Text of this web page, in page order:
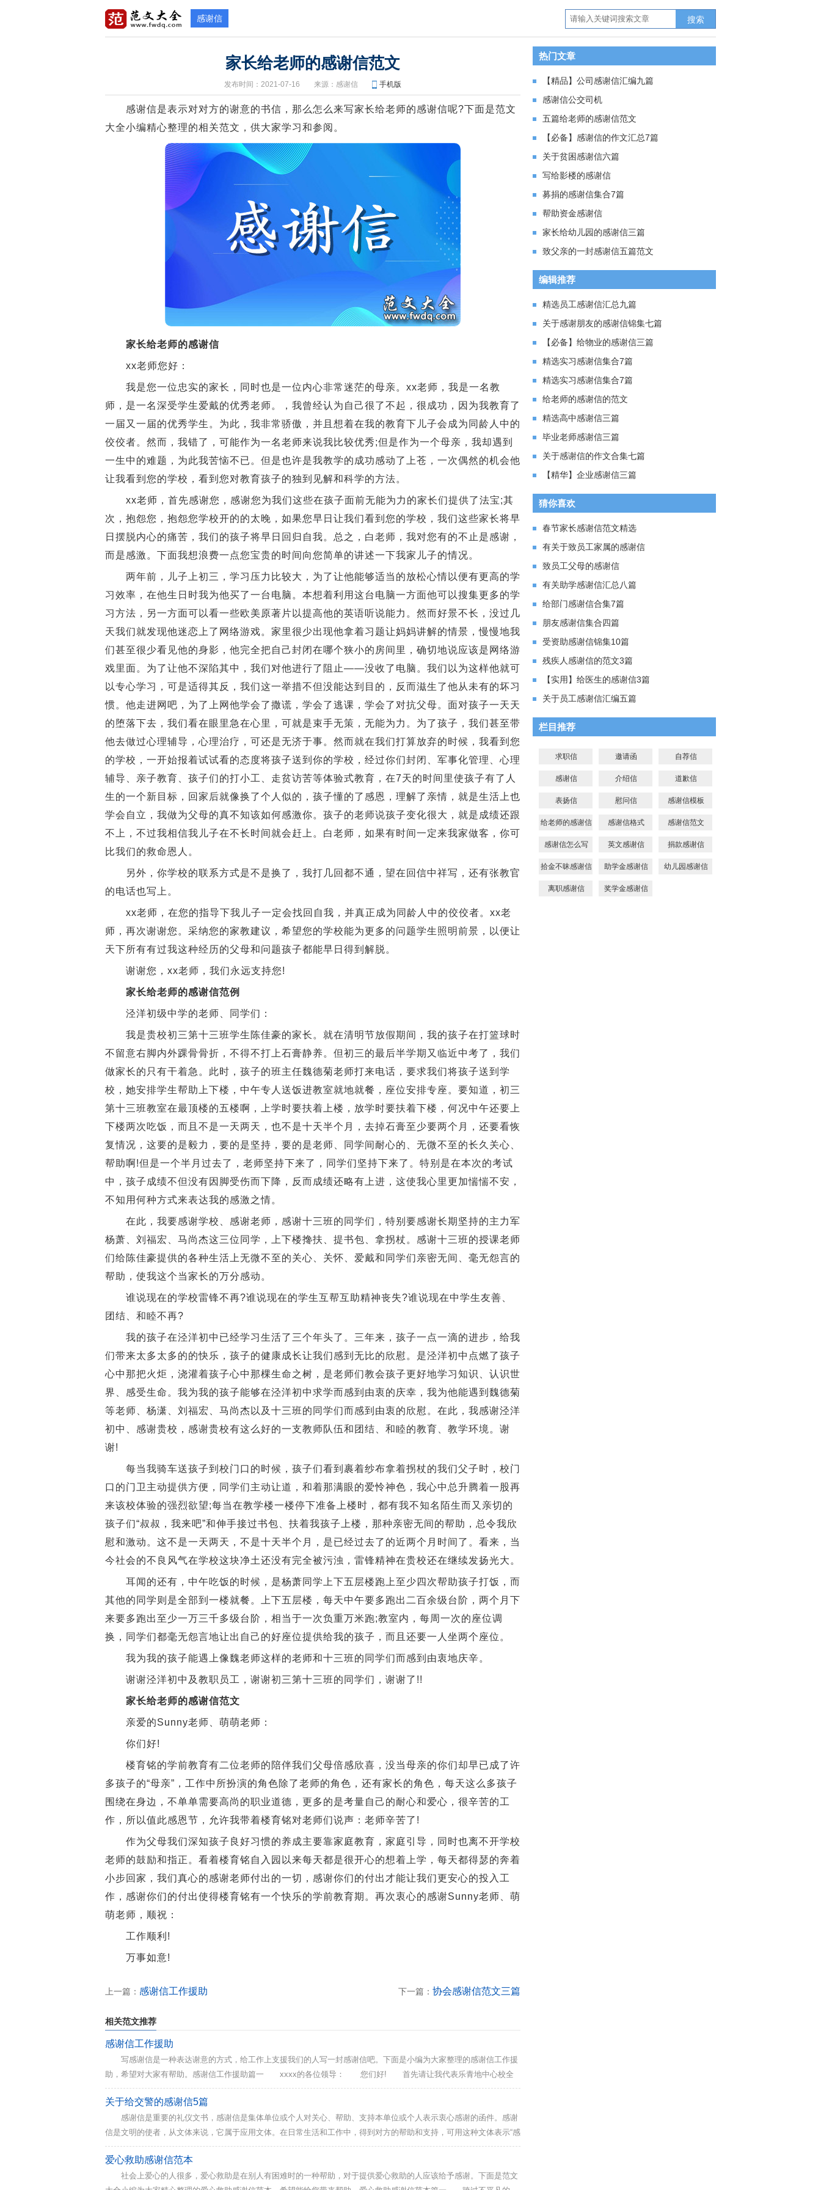
感谢信 搜索
家长给老师的感谢信范文
发布时间：2021-07-16 来源： 感谢信 手机版
感谢信是表示对对方的谢意的书信，那么怎么来写家长给老师的感谢信呢?下面是范文
大全小编精心整理的相关范文，供大家学习和参阅。
家长给老师的感谢信
xx老师您好：
我是您一位忠实的家长，同时也是一位内心非常迷茫的母亲。xx老师，我是一名教
师，是一名深受学生爱戴的优秀老师。，我曾经认为自己很了不起，很成功，因为我教育了
一届又一届的优秀学生。为此，我非常骄傲，并且想着在我的教育下儿子会成为同龄人中的
佼佼者。然而，我错了，可能作为一名老师来说我比较优秀;但是作为一个母亲，我却遇到
一生中的难题，为此我苦恼不已。但是也许是我教学的成功感动了上苍，一次偶然的机会他
让我看到您的学校，看到您对教育孩子的独到见解和科学的方法。
xx老师，首先感谢您，感谢您为我们这些在孩子面前无能为力的家长们提供了法宝;其
次，抱怨您，抱怨您学校开的的太晚，如果您早日让我们看到您的学校，我们这些家长将早
日摆脱内心的痛苦，我们的孩子将早日回归自我。总之，白老师，我对您有的不止是感谢，
而是感激。下面我想浪费一点您宝贵的时间向您简单的讲述一下我家儿子的情况。
两年前，儿子上初三，学习压力比较大，为了让他能够适当的放松心情以便有更高的学
习效率，在他生日时我为他买了一台电脑。本想着利用这台电脑一方面他可以搜集更多的学
习方法，另一方面可以看一些欧美原著片以提高他的英语听说能力。然而好景不长，没过几
天我们就发现他迷恋上了网络游戏。家里很少出现他拿着习题让妈妈讲解的情景，慢慢地我
们甚至很少看见他的身影，他完全把自己封闭在哪个狭小的房间里，确切地说应该是网络游
戏里面。为了让他不深陷其中，我们对他进行了阻止——没收了电脑。我们以为这样他就可
以专心学习，可是适得其反，我们这一举措不但没能达到目的，反而滋生了他从未有的坏习
惯。他走进网吧，为了上网他学会了撒谎，学会了逃课，学会了对抗父母。面对孩子一天天
的堕落下去，我们看在眼里急在心里，可就是束手无策，无能为力。为了孩子，我们甚至带
他去做过心理辅导，心理治疗，可还是无济于事。然而就在我们打算放弃的时候，我看到您
的学校，一开始报着试试看的态度将孩子送到你的学校，经过你们封闭、军事化管理、心理
辅导、亲子教育、孩子们的打小工、走贫访苦等体验式教育，在7天的时间里使孩子有了人
生的一个新目标，回家后就像换了个人似的，孩子懂的了感恩，理解了亲情，就是生活上也
学会自立，我做为父母的真不知该如何感激你。孩子的老师说孩子变化很大，就是成绩还跟
不上，不过我相信我儿子在不长时间就会赶上。白老师，如果有时间一定来我家做客，你可
比我们的救命恩人。
另外，你学校的联系方式是不是换了，我打几回都不通，望在回信中祥写，还有张教官
的电话也写上。
xx老师，在您的指导下我儿子一定会找回自我，并真正成为同龄人中的佼佼者。xx老
师，再次谢谢您。采纳您的家教建议，希望您的学校能为更多的问题学生照明前景，以便让
天下所有有过我这种经历的父母和问题孩子都能早日得到解脱。
谢谢您，xx老师，我们永远支持您!
家长给老师的感谢信范例
泾洋初级中学的老师、同学们：
我是贵校初三第十三班学生陈佳豪的家长。就在清明节放假期间，我的孩子在打篮球时
不留意右脚内外踝骨骨折，不得不打上石膏静养。但初三的最后半学期又临近中考了，我们
做家长的只有干着急。此时，孩子的班主任魏德菊老师打来电话，要求我们将孩子送到学
校，她安排学生帮助上下楼，中午专人送饭进教室就地就餐，座位安排专座。要知道，初三
第十三班教室在最顶楼的五楼啊，上学时要扶着上楼，放学时要扶着下楼，何况中午还要上
下楼两次吃饭，而且不是一天两天，也不是十天半个月，去掉石膏至少要两个月，还要看恢
复情况，这要的是毅力，要的是坚持，要的是老师、同学间耐心的、无微不至的长久关心、
帮助啊!但是一个半月过去了，老师坚持下来了，同学们坚持下来了。特别是在本次的考试
中，孩子成绩不但没有因脚受伤而下降，反而成绩还略有上进，这使我心里更加惴惴不安，
不知用何种方式来表达我的感激之情。
在此，我要感谢学校、感谢老师，感谢十三班的同学们，特别要感谢长期坚持的主力军
杨萧、刘福宏、马尚杰这三位同学，上下楼搀扶、提书包、拿拐杖。感谢十三班的授课老师
们给陈佳豪提供的各种生活上无微不至的关心、关怀、爱戴和同学们亲密无间、毫无怨言的
帮助，使我这个当家长的万分感动。
谁说现在的学校雷锋不再?谁说现在的学生互帮互助精神丧失?谁说现在中学生友善、
团结、和睦不再?
我的孩子在泾洋初中已经学习生活了三个年头了。三年来，孩子一点一滴的进步，给我
们带来太多太多的的快乐，孩子的健康成长让我们感到无比的欣慰。是泾洋初中点燃了孩子
心中那把火炬，浇灌着孩子心中那棵生命之树，是老师们教会孩子更好地学习知识、认识世
界、感受生命。我为我的孩子能够在泾洋初中求学而感到由衷的庆幸，我为他能遇到魏德菊
等老师、杨潇、刘福宏、马尚杰以及十三班的同学们而感到由衷的欣慰。在此，我感谢泾洋
初中、感谢贵校，感谢贵校有这么好的一支教师队伍和团结、和睦的教育、教学环境。谢
谢!
每当我骑车送孩子到校门口的时候，孩子们看到裹着纱布拿着拐杖的我们父子时，校门
口的门卫主动提供方便，同学们主动让道，和着那满眼的爱怜神色，我心中总升腾着一股再
来该校体验的强烈欲望;每当在教学楼一楼停下准备上楼时，都有我不知名陌生而又亲切的
孩子们“叔叔，我来吧”和伸手接过书包、扶着我孩子上楼，那种亲密无间的帮助，总令我欣
慰和激动。这不是一天两天，不是十天半个月，是已经过去了的近两个月时间了。看来，当
今社会的不良风气在学校这块净土还没有完全被污浊，雷锋精神在贵校还在继续发扬光大。
耳闻的还有，中午吃饭的时候，是杨萧同学上下五层楼跑上至少四次帮助孩子打饭，而
其他的同学则是全部到一楼就餐。上下五层楼，每天中午要多跑出二百余级台阶，两个月下
来要多跑出至少一万三千多级台阶，相当于一次负重万米跑;教室内，每周一次的座位调
换，同学们都毫无怨言地让出自己的好座位提供给我的孩子，而且还要一人坐两个座位。
我为我的孩子能遇上像魏老师这样的老师和十三班的同学们而感到由衷地庆辛。
谢谢泾洋初中及教职员工，谢谢初三第十三班的同学们，谢谢了!!
家长给老师的感谢信范文
亲爱的Sunny老师、萌萌老师：
你们好!
楼育铭的学前教育有二位老师的陪伴我们父母倍感欣喜，没当母亲的你们却早已成了许
多孩子的“母亲”，工作中所扮演的角色除了老师的角色，还有家长的角色，每天这么多孩子
围绕在身边，不单单需要高尚的职业道德，更多的是考量自己的耐心和爱心，很辛苦的工
作，所以值此感恩节，允许我带着楼育铭对老师们说声：老师辛苦了!
作为父母我们深知孩子良好习惯的养成主要靠家庭教育，家庭引导，同时也离不开学校
老师的鼓励和指正。看着楼育铭自入园以来每天都是很开心的想着上学，每天都得瑟的奔着
小步回家，我们真心的感谢老师付出的一切，感谢你们的付出才能让我们更安心的投入工
作，感谢你们的付出使得楼育铭有一个快乐的学前教育期。再次衷心的感谢Sunny老师、萌
萌老师，顺祝：
工作顺利!
万事如意!
上一篇： 感谢信工作援助 下一篇： 协会感谢信范文三篇
相关范文推荐
感谢信工作援助
写感谢信是一种表达谢意的方式，给工作上支援我们的人写一封感谢信吧。下面是小编为大家整理的感谢信工作援
助，希望对大家有帮助。感谢信工作援助篇一 xxxx的各位领导： 您们好! 首先请让我代表乐青地中心校全
体师生向贵局的领导和同志们报以最衷心的感谢! 这是一个盛情的季节，是一个感恩的日子，是一个收获希望的时
刻。 黯然回首，才知道我们从夏日的风雨中走来，历经了秋日的洗礼，冬日的沐浴，正迎接春日的到来。xxxx领导们
在百忙中来到我们这个偏远的山村小学，开展爱心捐助活动。那日的景象历历在目：装载着爱心物
关于给交警的感谢信5篇
感谢信是重要的礼仪文书，感谢信是集体单位或个人对关心、帮助、支持本单位或个人表示衷心感谢的函件。感谢
信是文明的使者，从文体来说，它属于应用文体。在日常生活和工作中，得到对方的帮助和支持，可用这种文体表示“感
谢”。它与表扬信有许多相似之处，所不同的是感谢信也有表扬信的意思，但是重点在感谢。下面是小编收集整理的关于
给交警的感谢信5篇范文，欢迎借鉴参考。 关于给交警的感谢信5篇(一) 尊敬的交警叔叔阿姨们： 你们
好! 在这里我想代表酒后驾车者的亲属们感谢你们。对于酒后驾驶，我
爱心救助感谢信范本
社会上爱心的人很多，爱心救助是在别人有困难时的一种帮助，对于提供爱心救助的人应该给予感谢。下面是范文
热门文章
【精品】公司感谢信汇编九篇
感谢信公交司机
五篇给老师的感谢信范文
【必备】感谢信的作文汇总7篇
关于贫困感谢信六篇
写给影楼的感谢信
募捐的感谢信集合7篇
帮助资金感谢信
家长给幼儿园的感谢信三篇
致父亲的一封感谢信五篇范文
编辑推荐
精选员工感谢信汇总九篇
关于感谢朋友的感谢信锦集七篇
【必备】给物业的感谢信三篇
精选实习感谢信集合7篇
精选实习感谢信集合7篇
给老师的感谢信的范文
精选高中感谢信三篇
毕业老师感谢信三篇
关于感谢信的作文合集七篇
【精华】企业感谢信三篇
猜你喜欢
春节家长感谢信范文精选
有关于致员工家属的感谢信
致员工父母的感谢信
有关助学感谢信汇总八篇
给部门感谢信合集7篇
朋友感谢信集合四篇
受资助感谢信锦集10篇
残疾人感谢信的范文3篇
【实用】给医生的感谢信3篇
关于员工感谢信汇编五篇
栏目推荐
求职信 邀请函 自荐信
感谢信 介绍信 道歉信
表扬信 慰问信 感谢信模板
给老师的感谢信 感谢信格式 感谢信范文
感谢信怎么写 英文感谢信 捐款感谢信
拾金不昧感谢信 助学金感谢信 幼儿园感谢信
离职感谢信 奖学金感谢信